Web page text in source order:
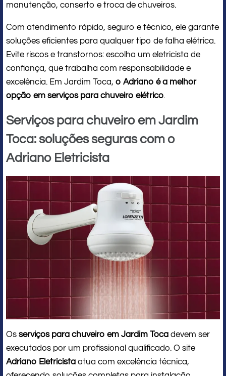
manutenção, conserto e troca de chuveiros.
Com atendimento rápido, seguro e técnico, ele garante
soluções eficientes para qualquer tipo de falha elétrica.
Evite riscos e transtornos: escolha um eletricista de
confiança, que trabalha com responsabilidade e
excelência. Em Jardim Toca, o Adriano é a melhor
opção em serviços para chuveiro elétrico.
Serviços para chuveiro em Jardim
Toca: soluções seguras com o
Adriano Eletricista
Os serviços para chuveiro em Jardim Toca devem ser
executados por um profissional qualificado. O site
Adriano Eletricista atua com excelência técnica,